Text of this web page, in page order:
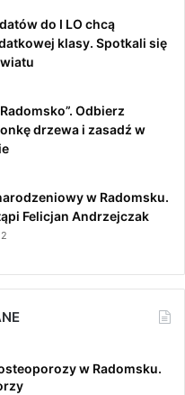
do I LO chcą
klasy. Spotkali się
Odbierz
drzewa i zasadź w
w Radomsku.
Felicjan Andrzejczak
w Radomsku.